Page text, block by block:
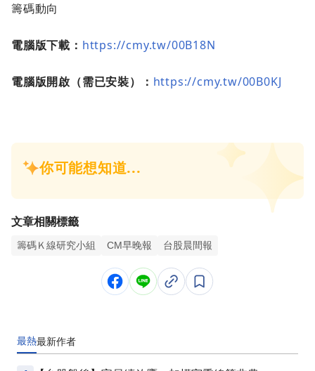
籌碼動向
電腦版下載： https://cmy.tw/00B18N
電腦版開啟（需已安裝）： https://cmy.tw/00B0KJ
文章相關標籤
籌碼Ｋ線研究小組 CM早晚報 台股晨間報
最熱最新作者